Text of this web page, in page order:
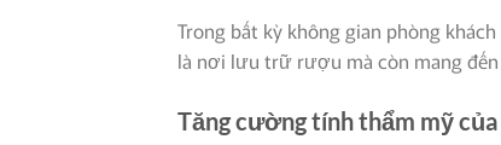
Trong bất kỳ không gian phòng
là nơi lưu trữ rượu mà còn mang
Tăng cường tính thẩm mỹ của